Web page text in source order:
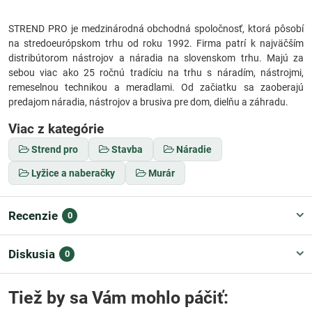
STREND PRO je medzinárodná obchodná spoločnosť, ktorá pôsobí
na stredoeurópskom trhu od roku 1992. Firma patrí k najväčším
distribútorom nástrojov a náradia na slovenskom trhu. Majú za
sebou viac ako 25 ročnú tradíciu na trhu s náradím, nástrojmi,
remeselnou technikou a meradlami. Od začiatku sa zaoberajú
predajom náradia, nástrojov a brusiva pre dom, dielňu a záhradu.
Viac z kategórie
Strend pro Stavba Náradie
Lyžice a naberačky Murár
Recenzie 0
Diskusia 0
Tiež by sa Vám mohlo páčiť: